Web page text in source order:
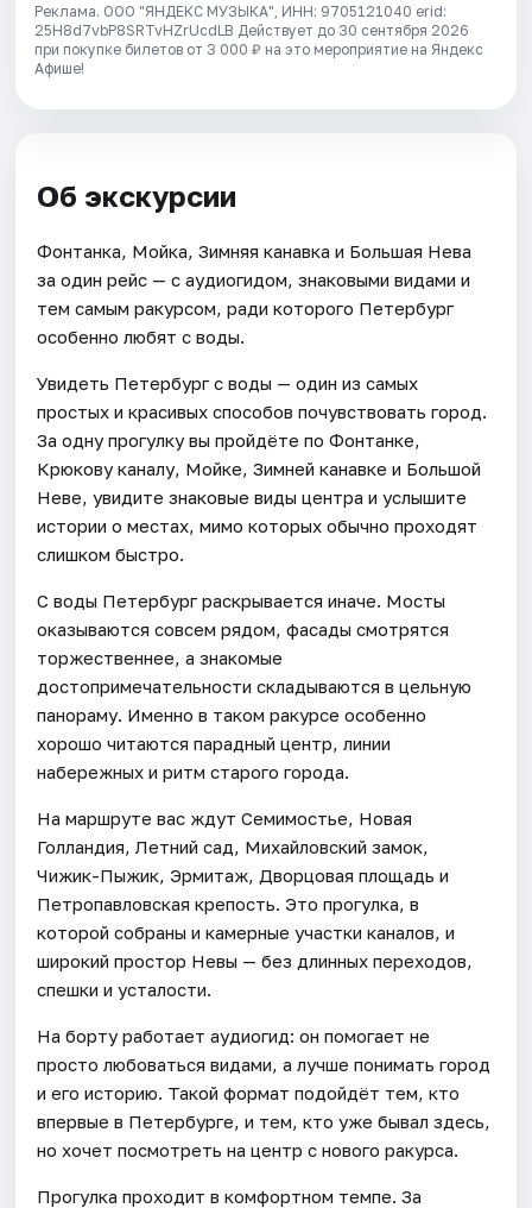
Реклама. ООО "ЯНДЕКС МУЗЫКА", ИНН: 9705121040 erid:
25H8d7vbP8SRTvHZrUcdLB Действует до 30 сентября 2026
при покупке билетов от 3 000 ₽ на это мероприятие на Яндекс
Афише!
Об экскурсии
Фонтанка, Мойка, Зимняя канавка и Большая Нева
за один рейс — с аудиогидом, знаковыми видами и
тем самым ракурсом, ради которого Петербург
особенно любят с воды.
Увидеть Петербург с воды — один из самых
простых и красивых способов почувствовать город.
За одну прогулку вы пройдёте по Фонтанке,
Крюкову каналу, Мойке, Зимней канавке и Большой
Неве, увидите знаковые виды центра и услышите
истории о местах, мимо которых обычно проходят
слишком быстро.
С воды Петербург раскрывается иначе. Мосты
оказываются совсем рядом, фасады смотрятся
торжественнее, а знакомые
достопримечательности складываются в цельную
панораму. Именно в таком ракурсе особенно
хорошо читаются парадный центр, линии
набережных и ритм старого города.
На маршруте вас ждут Семимостье, Новая
Голландия, Летний сад, Михайловский замок,
Чижик-Пыжик, Эрмитаж, Дворцовая площадь и
Петропавловская крепость. Это прогулка, в
которой собраны и камерные участки каналов, и
широкий простор Невы — без длинных переходов,
спешки и усталости.
На борту работает аудиогид: он помогает не
просто любоваться видами, а лучше понимать город
и его историю. Такой формат подойдёт тем, кто
впервые в Петербурге, и тем, кто уже бывал здесь,
но хочет посмотреть на центр с нового ракурса.
Прогулка проходит в комфортном темпе. За